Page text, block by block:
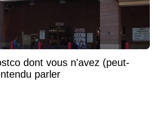
dont vous n'avez (peut-
parler